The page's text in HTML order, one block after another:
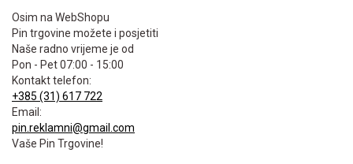
Osim na WebShopu
Pin trgovine možete i posjetiti
Naše radno vrijeme je od
Pon - Pet 07:00 - 15:00
Kontakt telefon:
+385 (31) 617 722
Email:
pin.reklamni@gmail.com
Vaše Pin Trgovine!